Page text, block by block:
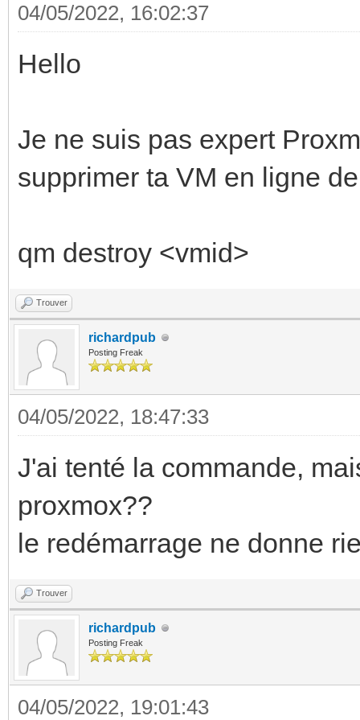
04/05/2022, 16:02:37
Hello
Je ne suis pas expert
supprimer ta VM en ligne
qm destroy <vmid>
Trouver
richardpub
Posting Freak
04/05/2022, 18:47:33
J'ai tenté la commande,
proxmox??
le redémarrage ne donne
Trouver
richardpub
Posting Freak
04/05/2022, 19:01:43